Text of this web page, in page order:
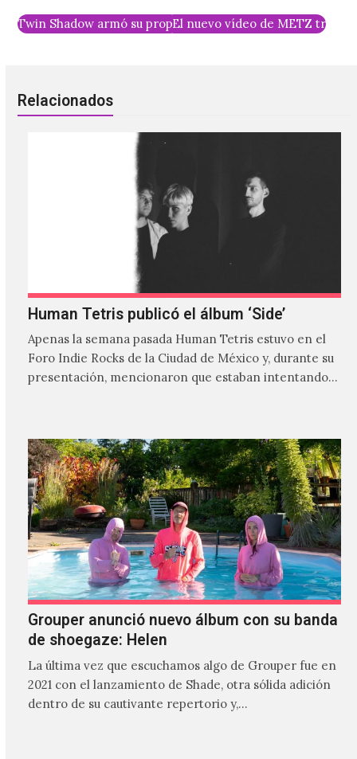
Twin Shadow armó su propio corto de acción con «I’m
El nuevo vídeo de METZ trae
Relacionados
Human Tetris publicó el álbum ‘Side’
Apenas la semana pasada Human Tetris estuvo en el
Foro Indie Rocks de la Ciudad de México y, durante su
presentación, mencionaron que estaban intentando…
Grouper anunció nuevo álbum con su banda
de shoegaze: Helen
La última vez que escuchamos algo de Grouper fue en
2021 con el lanzamiento de Shade, otra sólida adición
dentro de su cautivante repertorio y,…